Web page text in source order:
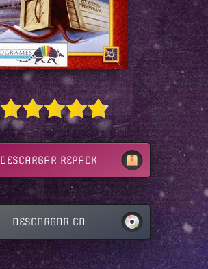
DESCARGAR REPACK
DESCARGAR CD